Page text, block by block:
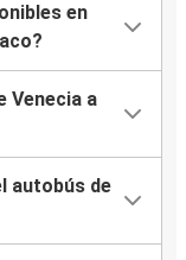
en
Venecia a
autobús de